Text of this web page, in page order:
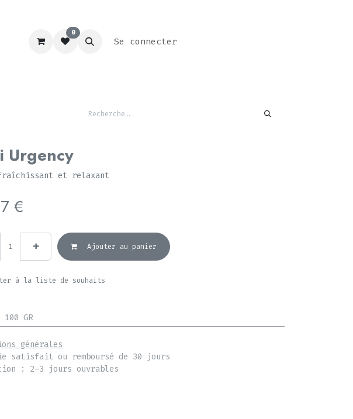
SCHOOL
0
Se connecter
Urgency
et relaxant
€
Ajouter au panier
à la liste de souhaits
100 GR
générales
satisfait ou remboursé de 30 jours
: 2-3 jours ouvrables